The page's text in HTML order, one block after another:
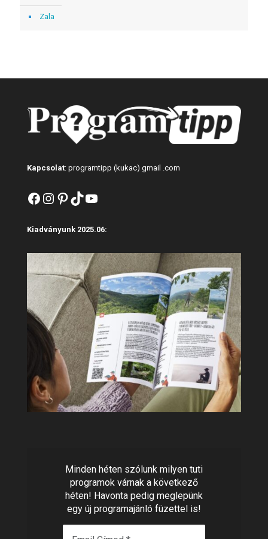
Zala
Kapcsolat: programtipp (kukac) gmail .com
Facebook
Instagram
Pinterest
TikTok
YouTube
Kiadványunk 2025.06:
Minden héten szólunk milyen tuti
programok várnak a következő
héten! Havonta pedig meglepünk
egy új programajánló füzettel is!